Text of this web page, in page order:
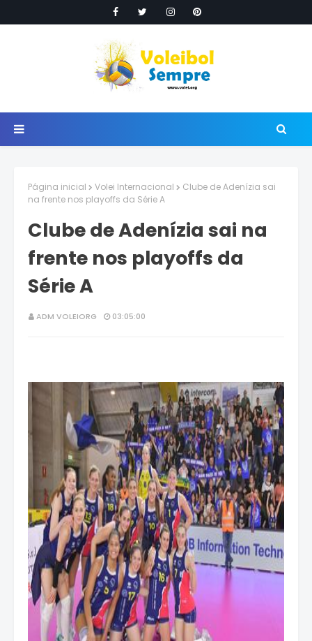
Página inicial Volei Internacional
Clube de Adenízia sai
na frente nos playoffs da Série A
Clube de Adenízia sai na
frente nos playoffs da
Série A
ADM VOLEIORG 03:05:00